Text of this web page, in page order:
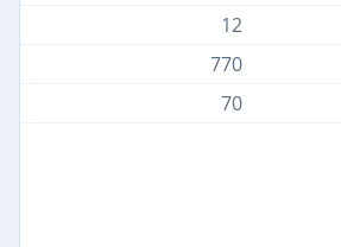
12
770
70